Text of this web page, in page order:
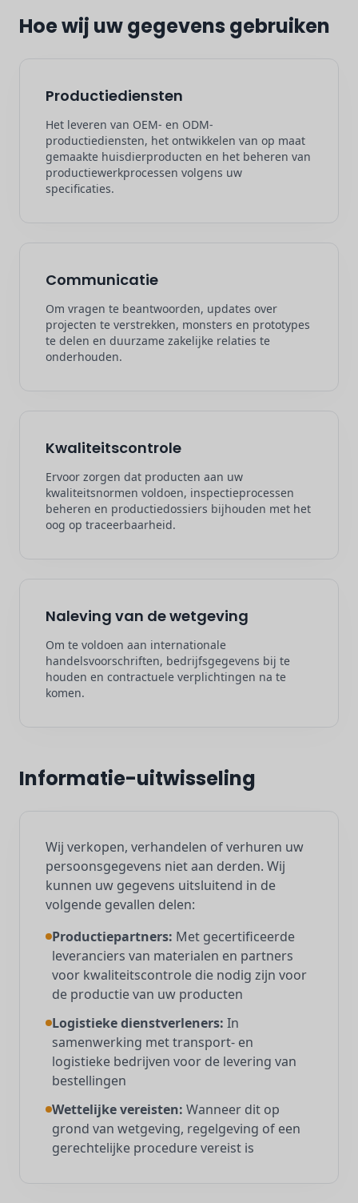
Hoe wij uw gegevens gebruiken
Productiediensten
Het leveren van OEM- en ODM-
productiediensten, het ontwikkelen van op maat
gemaakte huisdierproducten en het beheren van
productiewerkprocessen volgens uw
specificaties.
Communicatie
Om vragen te beantwoorden, updates over
projecten te verstrekken, monsters en prototypes
te delen en duurzame zakelijke relaties te
onderhouden.
Kwaliteitscontrole
Ervoor zorgen dat producten aan uw
kwaliteitsnormen voldoen, inspectieprocessen
beheren en productiedossiers bijhouden met het
oog op traceerbaarheid.
Naleving van de wetgeving
Om te voldoen aan internationale
handelsvoorschriften, bedrijfsgegevens bij te
houden en contractuele verplichtingen na te
komen.
Informatie-uitwisseling
Wij verkopen, verhandelen of verhuren uw
persoonsgegevens niet aan derden. Wij
kunnen uw gegevens uitsluitend in de
volgende gevallen delen:
Productiepartners: Met gecertificeerde
leveranciers van materialen en partners
voor kwaliteitscontrole die nodig zijn voor
de productie van uw producten
Logistieke dienstverleners: In
samenwerking met transport- en
logistieke bedrijven voor de levering van
bestellingen
Wettelijke vereisten: Wanneer dit op
grond van wetgeving, regelgeving of een
gerechtelijke procedure vereist is